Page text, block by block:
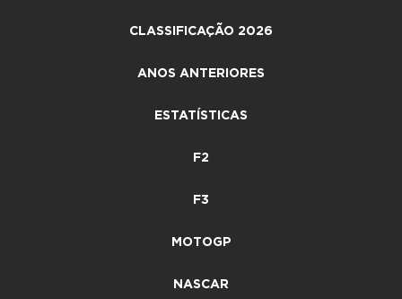
CLASSIFICAÇÃO 2026
ANOS ANTERIORES
ESTATÍSTICAS
F2
F3
MOTOGP
NASCAR